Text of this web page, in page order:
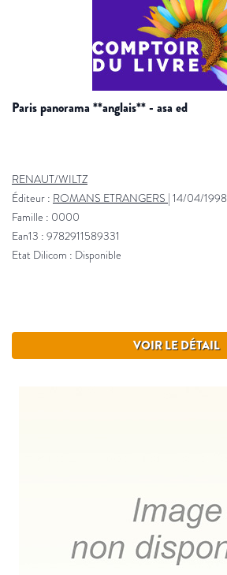
paris panorama **anglais** - asa ed
RENAUT/WILTZ
Éditeur : ROMANS ETRANGERS | 14/04/1998
Famille : 0000
Ean13 : 9782911589331
Etat Dilicom : Disponible
VOIR LE DÉTAIL